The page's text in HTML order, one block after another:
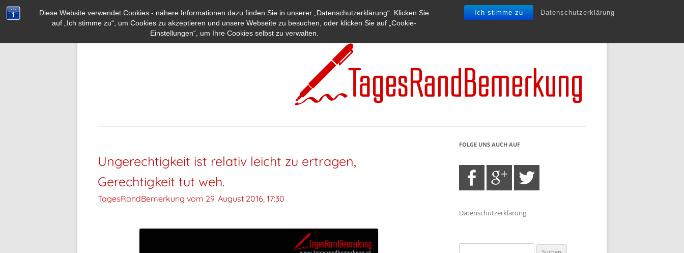
Diese Website verwendet Cookies - nähere Informationen dazu finden Sie in unserer „Datenschutzerklärung“. Klicken Sie
auf „Ich stimme zu“, um Cookies zu akzeptieren und unsere Webseite zu besuchen, oder klicken Sie auf „Cookie-
Einstellungen“, um Ihre Cookies selbst zu verwalten.
Ich stimme zu Datenschutzerklärung
Ungerechtigkeit ist relativ leicht zu ertragen,
Gerechtigkeit tut weh.
TagesRandBemerkung vom 29. August 2016, 17:30
FOLGE UNS AUCH AUF
Datenschutzerklärung